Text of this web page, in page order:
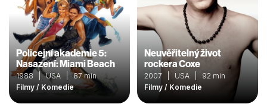
Policejní akademie 5:
Nasazení: Miami Beach
1988 | USA | 87 min
Filmy / Komedie
Neuvěřitelný život
rockera Coxe
2007 | USA | 92 min
Filmy / Komedie